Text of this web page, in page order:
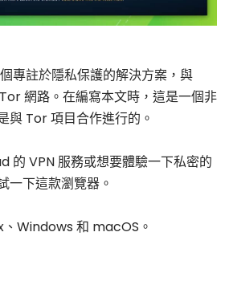
專註於隱私保護的解決方案，與
網路。在編寫本文時，這是一個非
與 Tor 項目合作進行的。
的 VPN 服務或想要體驗一下私密的
一下這款瀏覽器。
、Windows 和 macOS。